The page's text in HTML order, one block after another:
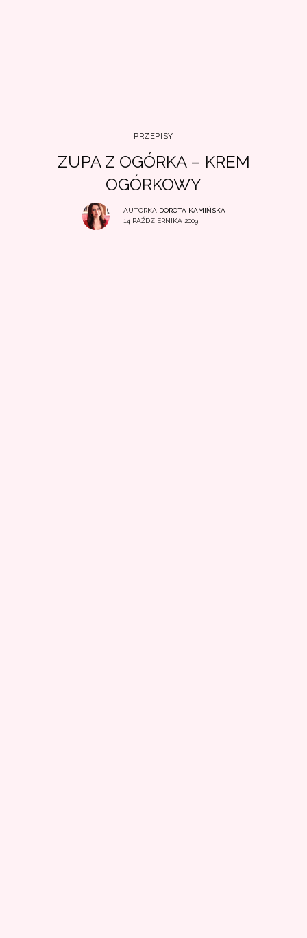
PRZEPISY
ZUPA Z OGÓRKA – KREM
OGÓRKOWY
AUTORKA DOROTA KAMIŃSKA
14 PAŹDZIERNIKA 2009